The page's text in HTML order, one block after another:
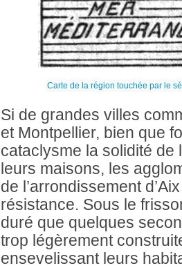
Carte de la région touchée par le
Si de grandes villes
et Montpellier, bien que
cataclysme la solidité de
leurs maisons, les
de l’arrondissement
résistance. Sous le
duré que quelques
trop légèrement
ensevelissant leurs